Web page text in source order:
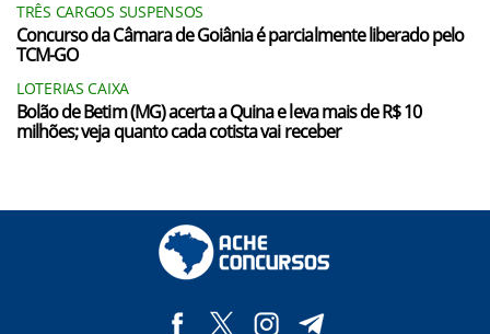
TRÊS CARGOS SUSPENSOS
Concurso da Câmara de Goiânia é parcialmente liberado pelo
TCM-GO
LOTERIAS CAIXA
Bolão de Betim (MG) acerta a Quina e leva mais de R$ 10
milhões; veja quanto cada cotista vai receber